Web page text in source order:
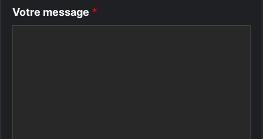
Votre message *